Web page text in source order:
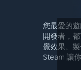
您最愛的
開發者，
覺效果、
Steam 讓